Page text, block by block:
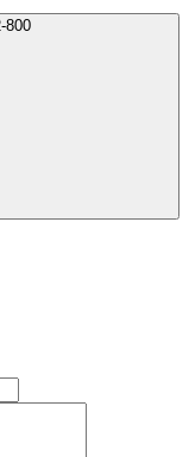
+7 (343) 318-2-800